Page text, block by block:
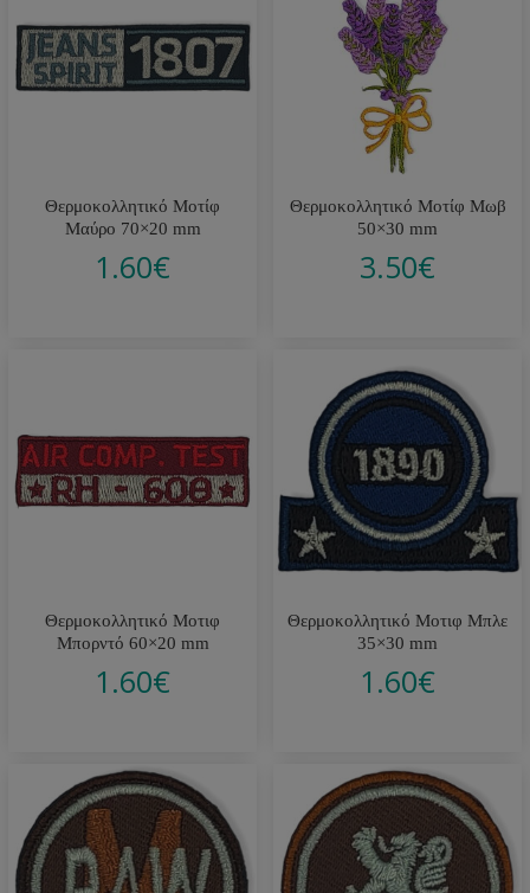
Θερμοκολλητικό Μοτίφ
Μαύρο 70×20 mm
1.60€
Θερμοκολλητικό Μοτίφ Μωβ
50×30 mm
3.50€
Θερμοκολλητικό Μοτιφ
Μπoρντό 60×20 mm
1.60€
Θερμοκολλητικό Μοτιφ Μπλε
35×30 mm
1.60€